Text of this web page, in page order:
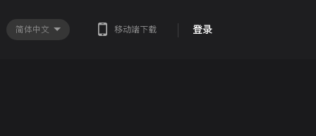
登录
移动端下载
简体中文